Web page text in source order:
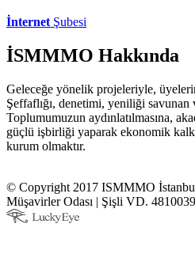
İnternet Şubesi
İSMMMO Hakkında
Geleceğe yönelik projeleriyle,
Şeffaflığı, denetimi, yeniliği savunan
Toplumumuzun aydınlatılmasına,
güçlü işbirliği yaparak ekonomik
kurum olmaktır.
© Copyright 2017 ISMMMO
Müşavirler Odası | Şişli VD.